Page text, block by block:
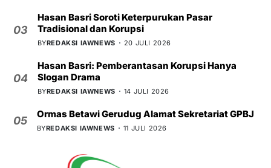
03
Hasan Basri Soroti Keterpurukan Pasar
Tradisional dan Korupsi
BYREDAKSI IAWNEWS 20 JULI 2026
04
Hasan Basri: Pemberantasan Korupsi Hanya
Slogan Drama
BYREDAKSI IAWNEWS 14 JULI 2026
05
Ormas Betawi Gerudug Alamat Sekretariat GPBJ
BYREDAKSI IAWNEWS 11 JULI 2026